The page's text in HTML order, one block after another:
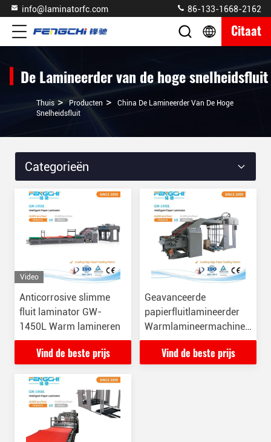
info@laminatorfc.com 86-133-1668-2162
Citaat
De Lamineerder van de hoge snelheidsfluit
Thuis > Producten >
China De Lamineerder Van De Hoge
Snelheidsfluit
Categorieën
Video
Anticorrosive slimme
fluit laminator GW-
1450L Warm lamineren
Vind de beste prijs
Geavanceerde
papierfluitlamineerder
Warmlamineermachine
GW-1450L
Vind de beste prijs